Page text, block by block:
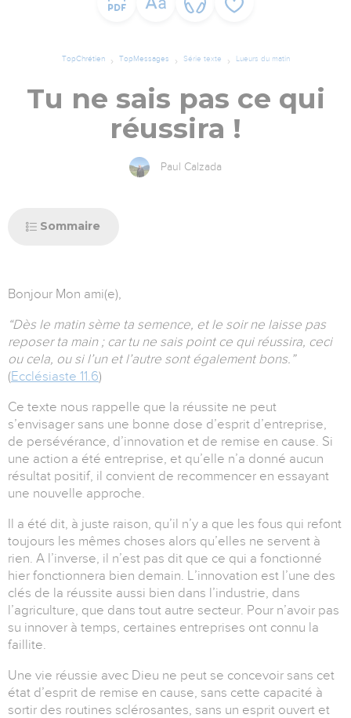
TopChrétien TopMessages Série texte Lueurs du matin
Tu ne sais pas ce qui
réussira !
Paul Calzada
Sommaire
Bonjour Mon ami(e),
“Dès le matin sème ta semence, et le soir ne laisse pas
reposer ta main ; car tu ne sais point ce qui réussira, ceci
ou cela, ou si l’un et l’autre sont également bons.”
(Ecclésiaste 11.6)
Ce texte nous rappelle que la réussite ne peut
s’envisager sans une bonne dose d’esprit d’entreprise,
de persévérance, d’innovation et de remise en cause. Si
une action a été entreprise, et qu’elle n’a donné aucun
résultat positif, il convient de recommencer en essayant
une nouvelle approche.
Il a été dit, à juste raison, qu’il n’y a que les fous qui refont
toujours les mêmes choses alors qu’elles ne servent à
rien. A l’inverse, il n’est pas dit que ce qui a fonctionné
hier fonctionnera bien demain. L’innovation est l’une des
clés de la réussite aussi bien dans l’industrie, dans
l’agriculture, que dans tout autre secteur. Pour n’avoir pas
su innover à temps, certaines entreprises ont connu la
faillite.
Une vie réussie avec Dieu ne peut se concevoir sans cet
état d’esprit de remise en cause, sans cette capacité à
sortir des routines sclérosantes, sans un esprit ouvert et